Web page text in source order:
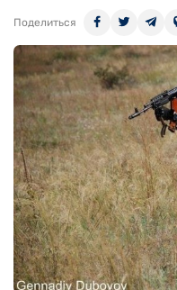
Поделиться